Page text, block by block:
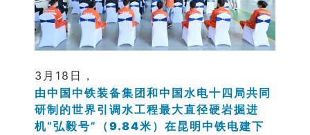
3月18日，
由中国中铁装备集团和中国水电十四局共同
研制的世界引调水工程最大直径硬岩掘进
机“弘毅号”
（9.84米） 在昆明中铁电建下